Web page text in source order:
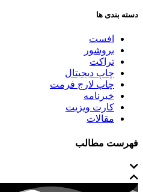
دسته بندی ها
افست
بروشور
تراکت
چاپ دیجیتال
چاپ لارج فرمت
خبرنامه
کارت ویزیت
مقالات
فهرست مطالب